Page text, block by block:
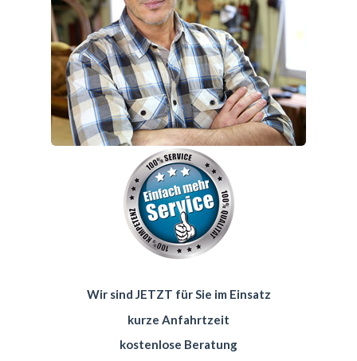
Wir sind JETZT für Sie im Einsatz
kurze Anfahrtzeit
kostenlose Beratung